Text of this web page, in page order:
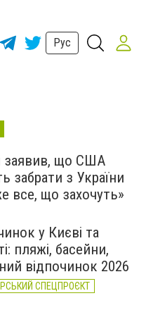
Рус
заявив, що США
забрати з України
все, що захочуть»
у Києві та
пляжі, басейни,
відпочинок 2026
СПЕЦПРОЄКТ